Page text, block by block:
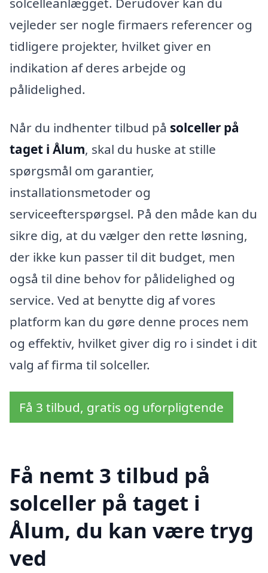
vejleder ser nogle firmaers referencer og
tidligere projekter, hvilket giver en
indikation af deres arbejde og
pålidelighed.
Når du indhenter tilbud på solceller på
taget i Ålum, skal du huske at stille
spørgsmål om garantier,
installationsmetoder og
serviceefterspørgsel. På den måde kan du
sikre dig, at du vælger den rette løsning,
der ikke kun passer til dit budget, men
også til dine behov for pålidelighed og
service. Ved at benytte dig af vores
platform kan du gøre denne proces nem
og effektiv, hvilket giver dig ro i sindet i dit
valg af firma til solceller.
Få 3 tilbud, gratis og uforpligtende
Få nemt 3 tilbud på
solceller på taget i
Ålum, du kan være tryg
ved